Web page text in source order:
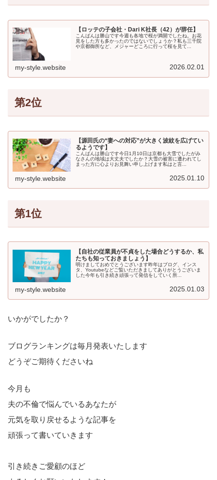
【ロッテの子会社・Dari K社長（42）が辞任】
こんばんは勝山です今週も各地で桜が満開でしたね。お花
見をした方も多かったのではないでしょうか？私も三千院
や京都御所など、メジャーどころに行って桜を見て...
my-style.website 2026.02.01
第2位
【源田氏の“妻への対応”が大きく波紋を広げてい
るようです】
こんばんは勝山です今日1月10日は京都も大雪でしたがみ
なさんの地域は大丈夫でしたか？大雪の被害に遭われてし
まった方に心よりお見舞い申し上げます私はと言...
my-style.website 2025.01.10
第1位
【自社の従業員が不貞をした場合どうするか、私
たちも知っておきましょう】
明けましておめでとうございます昨年はブログ、インス
タ、Youtubeなどご覧いただきましてありがとうございま
した今年も引き続き頑張って発信をしていく所...
my-style.website 2025.01.03
いかがでしたか？
ブログランキングは毎月発表いたします
どうぞご期待くださいね
今月も
夫の不倫で悩んでいるあなたが
元気を取り戻せるような記事を
頑張って書いていきます
引き続きご愛顧のほど